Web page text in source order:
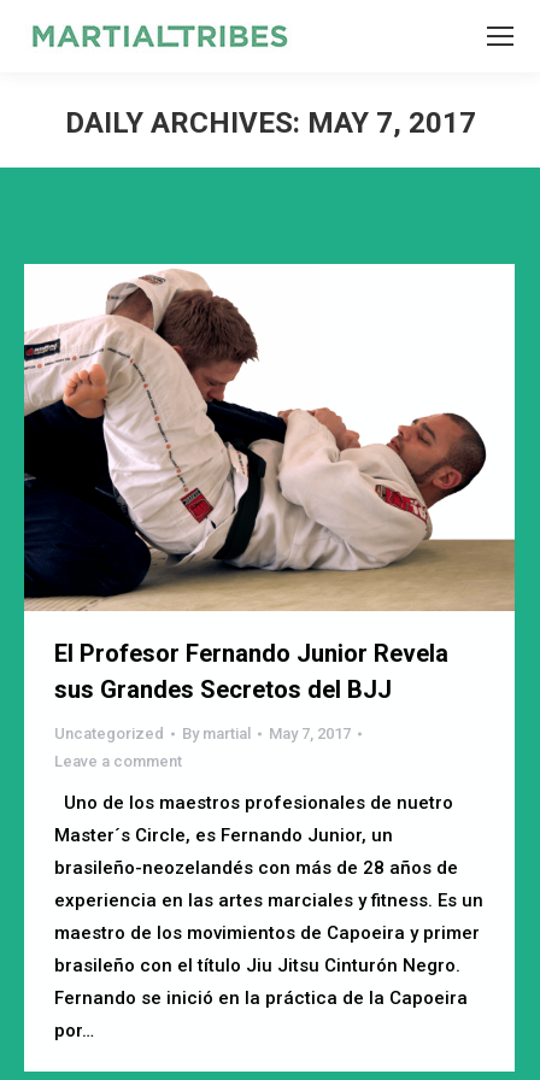
DAILY ARCHIVES: MAY 7, 2017
El Profesor Fernando Junior Revela
sus Grandes Secretos del BJJ
Uncategorized By martial
May 7, 2017
Leave a comment
Uno de los maestros profesionales de nuetro
Master´s Circle, es Fernando Junior, un
brasileño-neozelandés con más de 28 años de
experiencia en las artes marciales y fitness. Es un
maestro de los movimientos de Capoeira y primer
brasileño con el título Jiu Jitsu Cinturón Negro.
Fernando se inició en la práctica de la Capoeira
por…